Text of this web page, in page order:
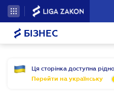
БІЗНЕС
Ця сторінка доступна
Перейти на українську